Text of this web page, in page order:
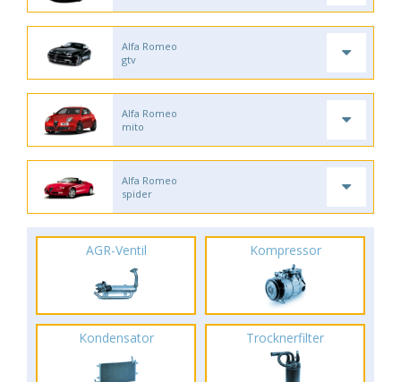
Alfa Romeo
gtv
Alfa Romeo
mito
Alfa Romeo
spider
AGR-Ventil Kompressor
Kondensator Trocknerfilter